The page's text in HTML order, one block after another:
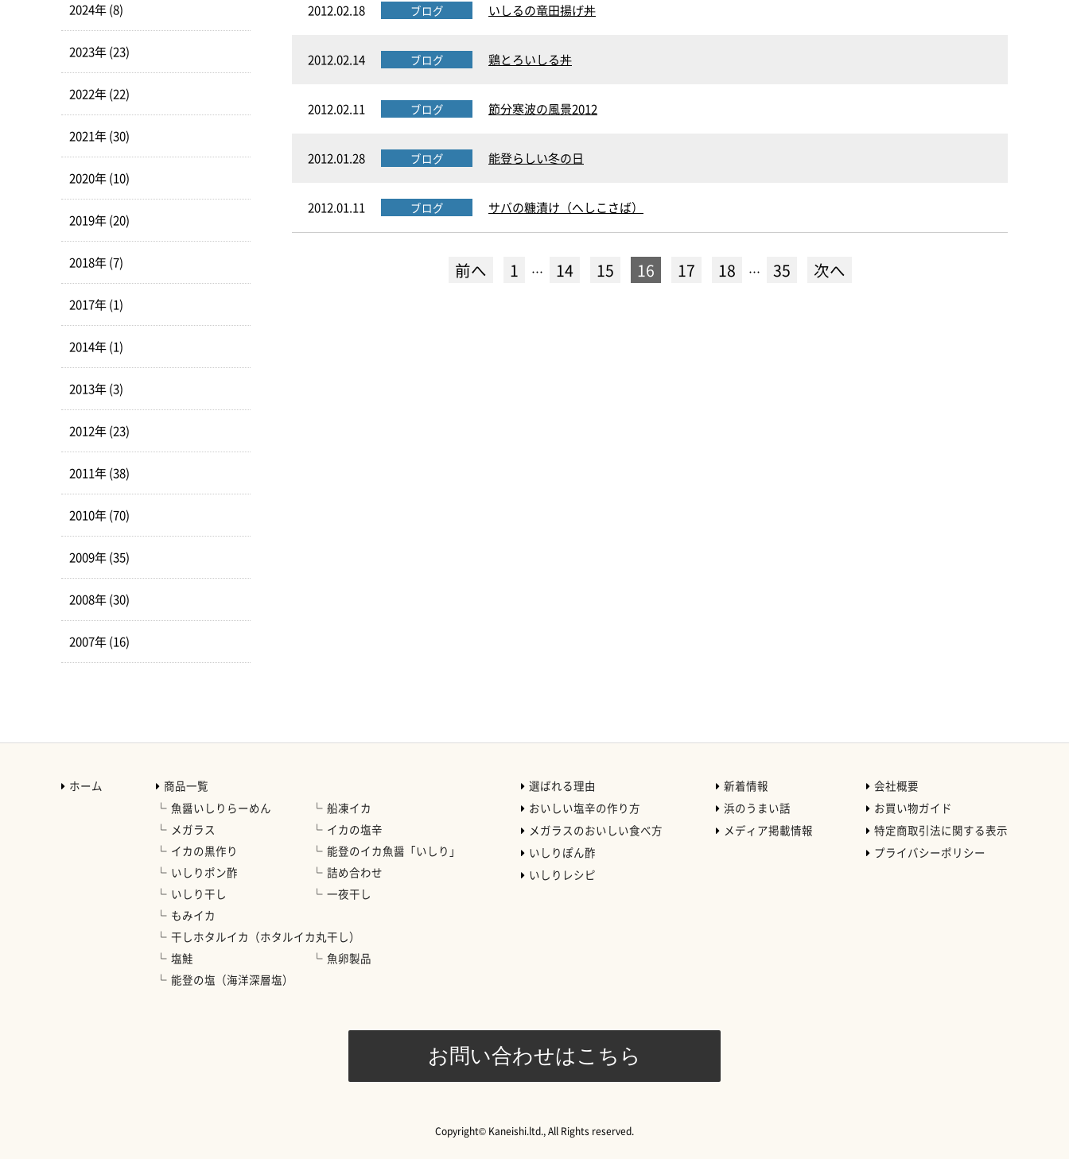
2012.02.18 ブログ いしるの竜田揚げ丼
2012.02.14 ブログ 鶏とろいしる丼
2012.02.11 ブログ 節分寒波の風景2012
2012.01.28 ブログ 能登らしい冬の日
2012.01.11 ブログ サバの糠漬け（へしこさば）
前へ 1 … 14 15 16 17 18 … 35 次へ
2024年 (8)
2023年 (23)
2022年 (22)
2021年 (30)
2020年 (10)
2019年 (20)
2018年 (7)
2017年 (1)
2014年 (1)
2013年 (3)
2012年 (23)
2011年 (38)
2010年 (70)
2009年 (35)
2008年 (30)
2007年 (16)
ホーム
商品一覧
魚醤いしりらーめん
船凍イカ
メガラス
イカの塩辛
イカの黒作り
能登のイカ魚醤「いしり」
いしりポン酢
詰め合わせ
いしり干し
一夜干し
もみイカ
干しホタルイカ（ホタルイカ丸干し）
塩鮭
魚卵製品
能登の塩（海洋深層塩）
選ばれる理由
おいしい塩辛の作り方
メガラスのおいしい食べ方
いしりぽん酢
いしりレシピ
新着情報
浜のうまい話
メディア掲載情報
会社概要
お買い物ガイド
特定商取引法に関する表示
プライバシーポリシー
お問い合わせはこちら
Copyright© Kaneishi.ltd., All Rights reserved.